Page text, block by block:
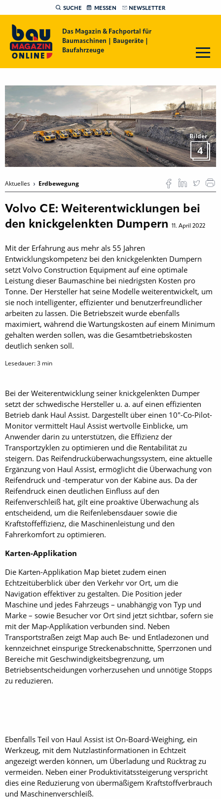
SUCHE MESSEN NEWSLETTER
Das Magazin & Fachportal für
Baumaschinen | Baugeräte |
Baufahrzeuge
Bilder
4
Aktuelles Erdbewegung
Volvo CE: Weiterentwicklungen bei
den knickgelenkten Dumpern
11. April 2022
Mit der Erfahrung aus mehr als 55 Jahren
Entwicklungskompetenz bei den knickgelenkten Dumpern
setzt Volvo Construction Equipment auf eine optimale
Leistung dieser Baumaschine bei niedrigsten Kosten pro
Tonne. Der Hersteller hat seine Modelle weiterentwickelt, um
sie noch intelligenter, effizienter und benutzerfreundlicher
arbeiten zu lassen. Die Betriebszeit wurde ebenfalls
maximiert, während die Wartungskosten auf einem Minimum
gehalten werden sollen, was die Gesamtbetriebskosten
deutlich senken soll.
Lesedauer:3 min
Bei der Weiterentwicklung seiner knickgelenkten Dumper
setzt der schwedische Hersteller u. a. auf einen effizienten
Betrieb dank Haul Assist. Dargestellt über einen 10"-Co-Pilot-
Monitor vermittelt Haul Assist wertvolle Einblicke, um
Anwender darin zu unterstützen, die Effizienz der
Transportzyklen zu optimieren und die Rentabilität zu
steigern. Das Reifendrucküberwachungssystem, eine aktuelle
Ergänzung von Haul Assist, ermöglicht die Überwachung von
Reifendruck und -temperatur von der Kabine aus. Da der
Reifendruck einen deutlichen Einfluss auf den
Reifenverschleiß hat, gilt eine proaktive Überwachung als
entscheidend, um die Reifenlebensdauer sowie die
Kraftstoffeffizienz, die Maschinenleistung und den
Fahrerkomfort zu optimieren.
Karten-Applikation
Die Karten-Applikation Map bietet zudem einen
Echtzeitüberblick über den Verkehr vor Ort, um die
Navigation effektiver zu gestalten. Die Position jeder
Maschine und jedes Fahrzeugs – unabhängig von Typ und
Marke – sowie Besucher vor Ort sind jetzt sichtbar, sofern sie
mit der Map-Applikation verbunden sind. Neben
Transportstraßen zeigt Map auch Be- und Entladezonen und
kennzeichnet einspurige Streckenabschnitte, Sperrzonen und
Bereiche mit Geschwindigkeitsbegrenzung, um
Betriebsentscheidungen vorherzusehen und unnötige Stopps
zu reduzieren.
Ebenfalls Teil von Haul Assist ist On-Board-Weighing, ein
Werkzeug, mit dem Nutzlastinformationen in Echtzeit
angezeigt werden können, um Überladung und Rücktrag zu
vermeiden. Neben einer Produktivitätssteigerung verspricht
dies eine Reduzierung von übermäßigem Kraftstoffverbrauch
und Maschinenverschleiß.